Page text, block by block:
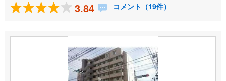
3.84 コメント（19件）